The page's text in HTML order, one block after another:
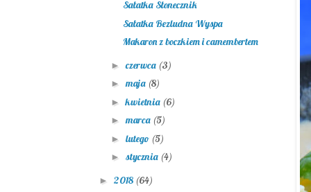
Sałatka Słonecznik
Sałatka Bezludna Wyspa
Makaron z boczkiem i camembertem
►czerwca (3)
►maja (8)
►kwietnia (6)
►marca (5)
► lutego (5)
► stycznia (4)
► 2018 (64)